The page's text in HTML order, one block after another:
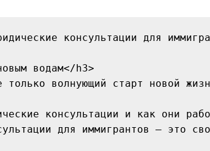
консультации для
водам</h3>
волнующий старт новой
консультации и как они
для иммигрантов —